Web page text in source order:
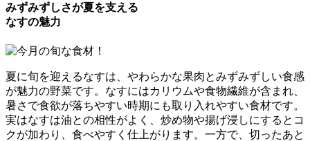
みずみずしさが夏を支える
なすの魅力
夏に旬を迎えるなすは、やわらかな果肉とみずみずしい食感
が魅力の野菜です。なすにはカリウムや食物繊維が含まれ、
暑さで食欲が落ちやすい時期にも取り入れやすい食材です。
実はなすは油との相性がよく、炒め物や揚げ浸しにするとコ
クが加わり、食べやすく仕上がります。一方で、切ったあと